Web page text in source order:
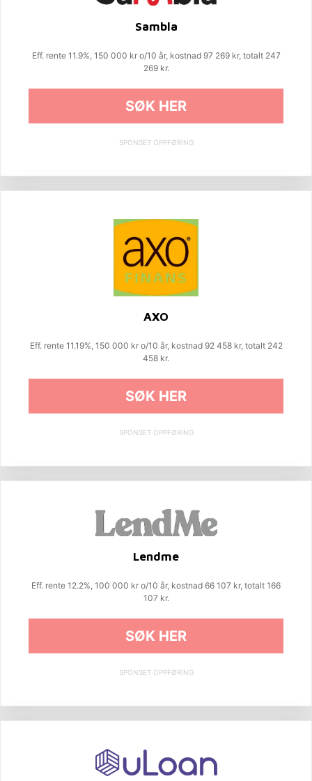
Sambla
Eff. rente 11.9%, 150 000 kr o/10 år, kostnad 97 269 kr, totalt 247
269 kr.
SØK HER
SPONSET OPPFØRING
AXO
Eff. rente 11.19%, 150 000 kr o/10 år, kostnad 92 458 kr, totalt 242
458 kr.
SØK HER
SPONSET OPPFØRING
Lendme
Eff. rente 12.2%, 100 000 kr o/10 år, kostnad 66 107 kr, totalt 166
107 kr.
SØK HER
SPONSET OPPFØRING